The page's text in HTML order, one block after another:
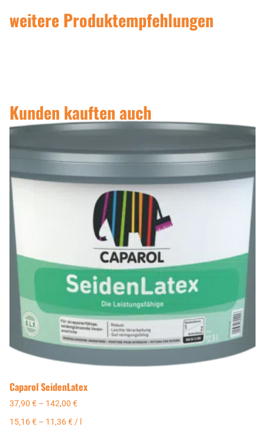
weitere Produktempfehlungen
Kunden kauften auch
Caparol SeidenLatex
37,90 € – 142,00 €
15,16€ – 11,36€ /